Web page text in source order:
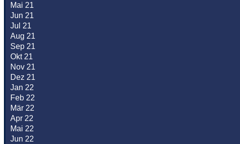
Mai 21
Jun 21
Jul 21
Aug 21
Sep 21
Okt 21
Nov 21
Dez 21
Jan 22
Feb 22
Mär 22
Apr 22
Mai 22
Jun 22